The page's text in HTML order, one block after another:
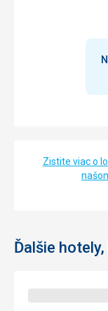
Zistite viac o
Ďalšie